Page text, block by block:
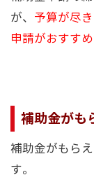
が、 予算が尽
申請がおすすめ
補助金がも
補助金がもら
す。